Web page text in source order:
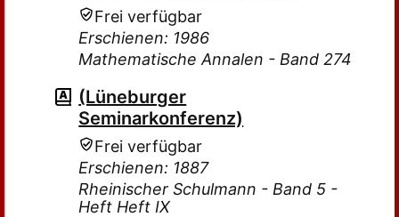
Frei verfügbar
Erschienen: 1986
Mathematische Annalen - Band 274
(Lüneburger
Seminarkonferenz)
Frei verfügbar
Erschienen: 1887
Rheinischer Schulmann - Band 5 -
Heft Heft IX